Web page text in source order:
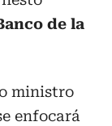
de la
ministro
enfocará